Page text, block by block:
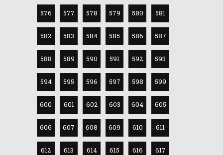
576 577 578 579 580 581
582 583 584 585 586 587
588 589 590 591 592 593
594 595 596 597 598 599
600 601 602 603 604 605
606 607 608 609 610 611
612 613 614 615 616 617